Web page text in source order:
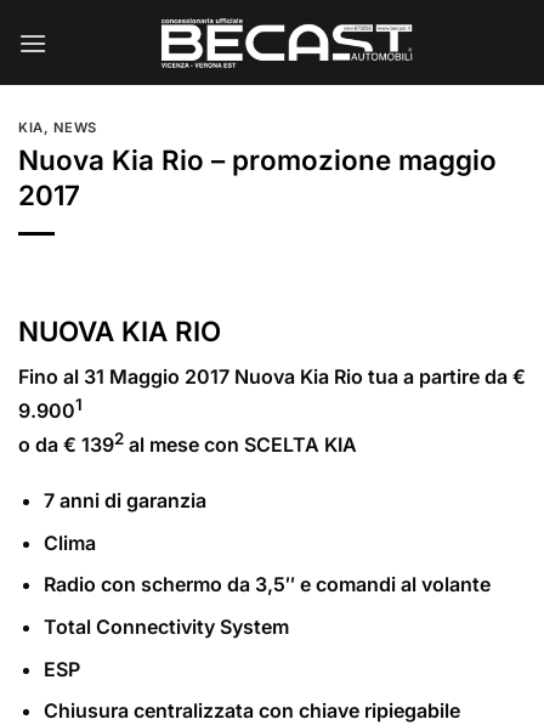
KIA, NEWS
Nuova Kia Rio – promozione maggio
2017
NUOVA KIA RIO
Fino al 31 Maggio 2017 Nuova Kia Rio tua a partire da €
9.9001
o da € 1392 al mese con SCELTA KIA
7 anni di garanzia
Clima
Radio con schermo da 3,5″ e comandi al volante
Total Connectivity System
ESP
Chiusura centralizzata con chiave ripiegabile